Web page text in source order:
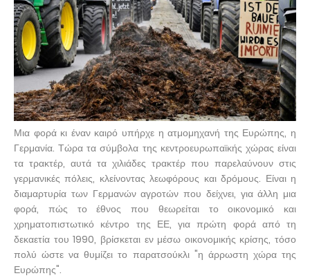
Μια φορά κι έναν καιρό υπήρχε η ατμομηχανή της Ευρώπης, η
Γερμανία. Τώρα τα σύμβολα της κεντροευρωπαϊκής χώρας είναι
τα τρακτέρ, αυτά τα χιλιάδες τρακτέρ που παρελαύνουν στις
γερμανικές πόλεις, κλείνοντας λεωφόρους και δρόμους. Είναι η
διαμαρτυρία των Γερμανών αγροτών που δείχνει, για άλλη μια
φορά, πώς το έθνος που θεωρείται το οικονομικό και
χρηματοπιστωτικό κέντρο της ΕΕ, για πρώτη φορά από τη
δεκαετία του 1990, βρίσκεται εν μέσω οικονομικής κρίσης, τόσο
πολύ ώστε να θυμίζει το παρατσούκλι "η άρρωστη χώρα της
Ευρώπης".